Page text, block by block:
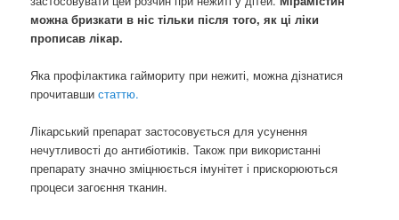
можна бризкати в ніс тільки після того, як ці ліки
прописав лікар.
Яка профілактика гаймориту при нежиті, можна дізнатися
прочитавшистаттю.
Лікарський препарат застосовується для усунення
нечутливості до антибіотиків. Також при використанні
препарату значно зміцнюється імунітет і прискорюються
процеси загоєння тканин.